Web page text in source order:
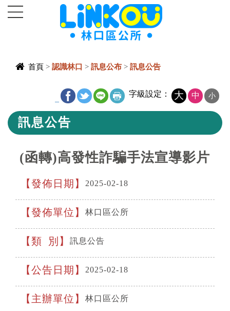
進入內容區塊
首頁 > 認識林口 > 訊息公布 > 訊息公告
字級設定： 大 中 小
訊息公告
(函轉)高發性詐騙手法宣導影片
發佈日期 2025-02-18
發佈單位 林口區公所
類 別 訊息公告
公告日期 2025-02-18
主辦單位 林口區公所